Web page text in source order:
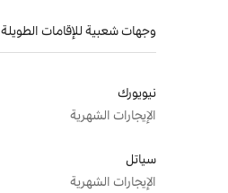
وجهات شعبية للإقامات الطويلة
نيويورك
الإيجارات الشهرية
سياتل
الإيجارات الشهرية